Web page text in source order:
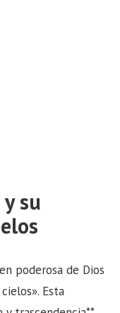
su
poderosa de Dios
Esta